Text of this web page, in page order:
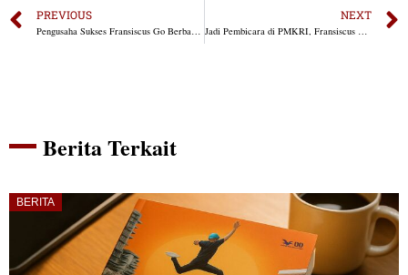
PREVIOUS NEXT
Berita Terkait
BERITA